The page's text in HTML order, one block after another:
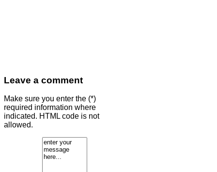
Leave a comment
Make sure you enter the (*)
required information where
indicated. HTML code is not
allowed.